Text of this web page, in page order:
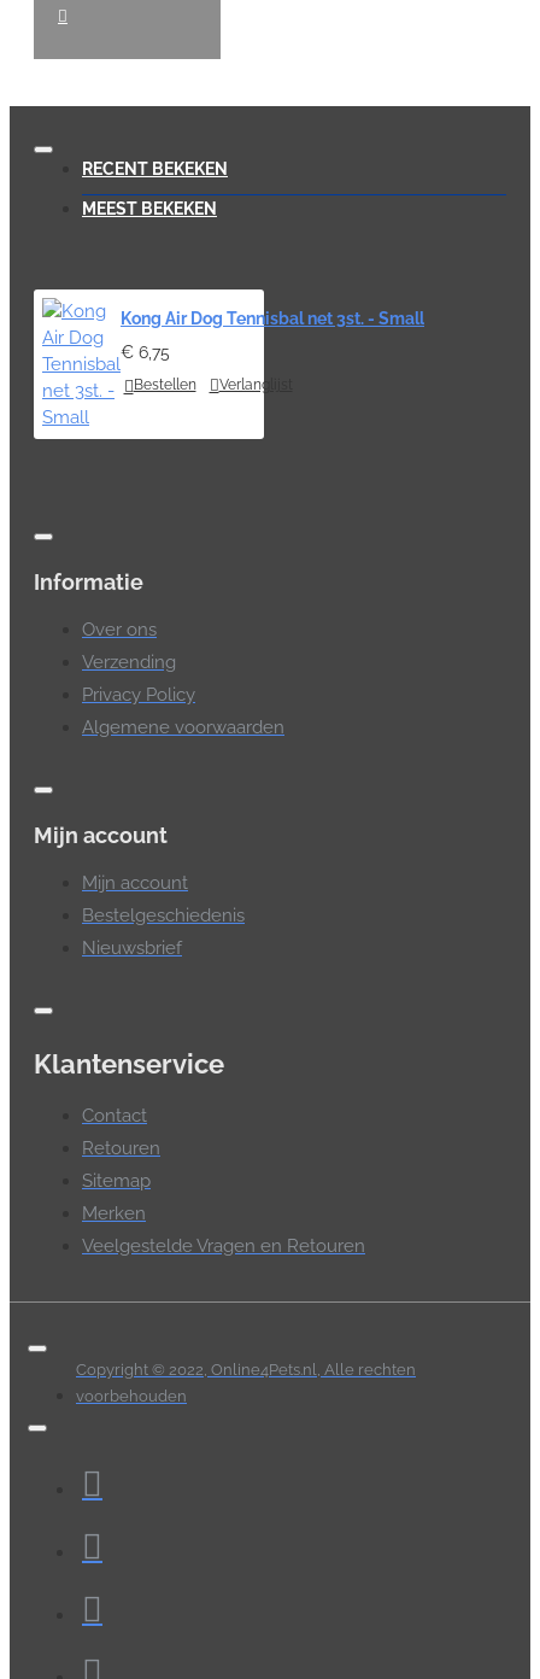
RECENT BEKEKEN
MEEST BEKEKEN
Kong Air Dog Tennisbal net 3st. - Small
€ 6,75
Bestellen Verlanglijst
Informatie
Over ons
Verzending
Privacy Policy
Algemene voorwaarden
Mijn account
Mijn account
Bestelgeschiedenis
Nieuwsbrief
Klantenservice
Contact
Retouren
Sitemap
Merken
Veelgestelde Vragen en Retouren
Copyright © 2022, Online4Pets.nl, Alle rechten
voorbehouden